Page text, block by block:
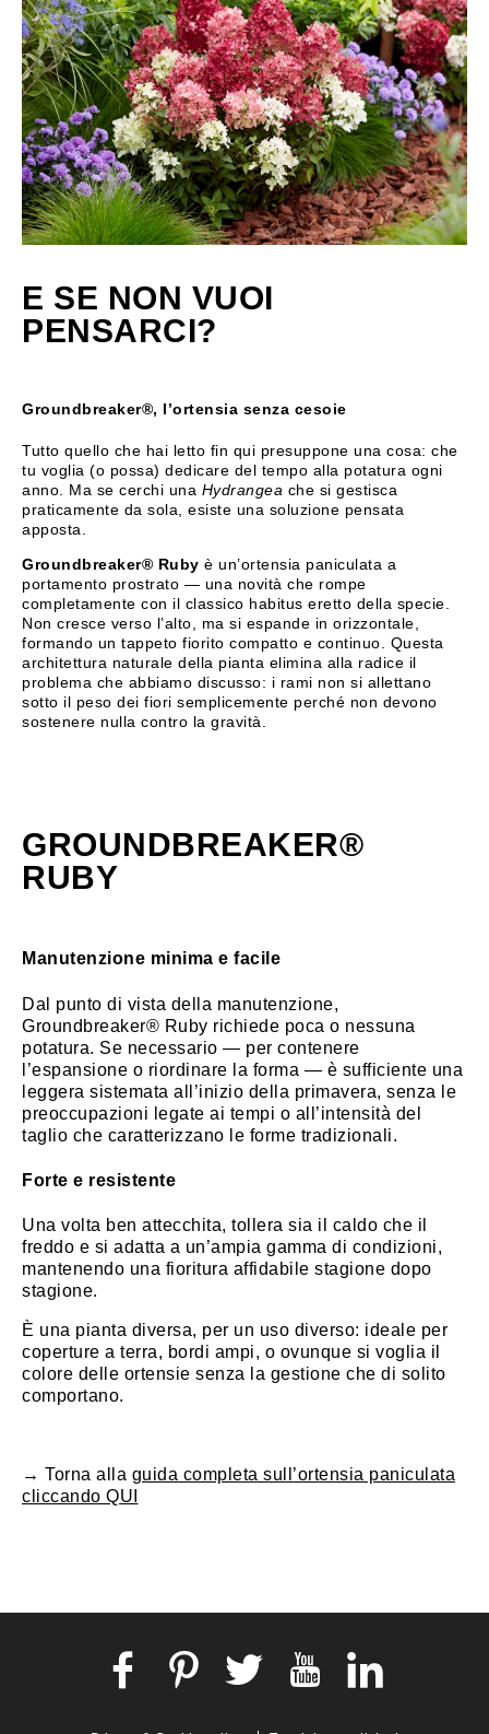
E SE NON VUOI
PENSARCI?
Groundbreaker®, l’ortensia senza cesoie
Tutto quello che hai letto fin qui presuppone una cosa: che
tu voglia (o possa) dedicare del tempo alla potatura ogni
anno. Ma se cerchi una Hydrangea che si gestisca
praticamente da sola, esiste una soluzione pensata
apposta.
Groundbreaker® Ruby è un’ortensia paniculata a
portamento prostrato — una novità che rompe
completamente con il classico habitus eretto della specie.
Non cresce verso l’alto, ma si espande in orizzontale,
formando un tappeto fiorito compatto e continuo. Questa
architettura naturale della pianta elimina alla radice il
problema che abbiamo discusso: i rami non si allettano
sotto il peso dei fiori semplicemente perché non devono
sostenere nulla contro la gravità.
GROUNDBREAKER®
RUBY
Manutenzione minima e facile
Dal punto di vista della manutenzione,
Groundbreaker® Ruby richiede poca o nessuna
potatura. Se necessario — per contenere
l’espansione o riordinare la forma — è sufficiente una
leggera sistemata all’inizio della primavera, senza le
preoccupazioni legate ai tempi o all’intensità del
taglio che caratterizzano le forme tradizionali.
Forte e resistente
Una volta ben attecchita, tollera sia il caldo che il
freddo e si adatta a un’ampia gamma di condizioni,
mantenendo una fioritura affidabile stagione dopo
stagione.
È una pianta diversa, per un uso diverso: ideale per
coperture a terra, bordi ampi, o ovunque si voglia il
colore delle ortensie senza la gestione che di solito
comportano.
→ Torna alla guida completa sull’ortensia paniculata
cliccando QUI